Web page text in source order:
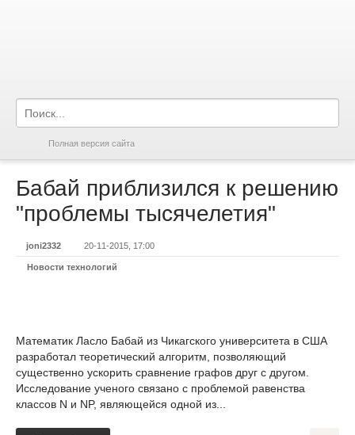
Полная версия сайта
Бабай приблизился к решению
"проблемы тысячелетия"
joni2332 20-11-2015, 17:00
Новости технологий
Математик Ласло Бабай из Чикагского университета в США
разработал теоретический алгоритм, позволяющий
существенно ускорить сравнение графов друг с другом.
Исследование ученого связано с проблемой равенства
классов N и NP, являющейся одной из...